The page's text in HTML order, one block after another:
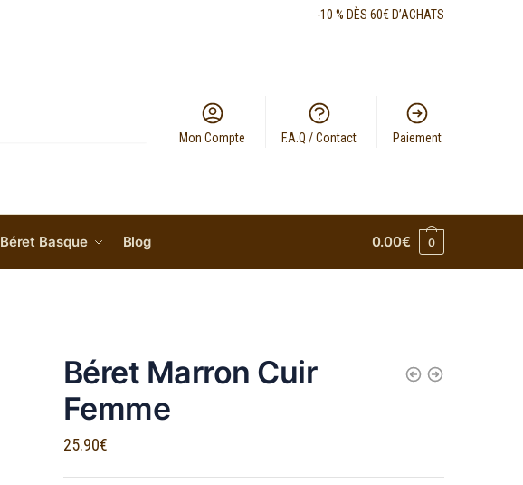
-10 % DÈS 60€ D’ACHATS
Mon Compte F.A.Q / Contact Paiement
Béret Basque Blog 0.00€ 0
Béret Marron Cuir
Femme
25.90€